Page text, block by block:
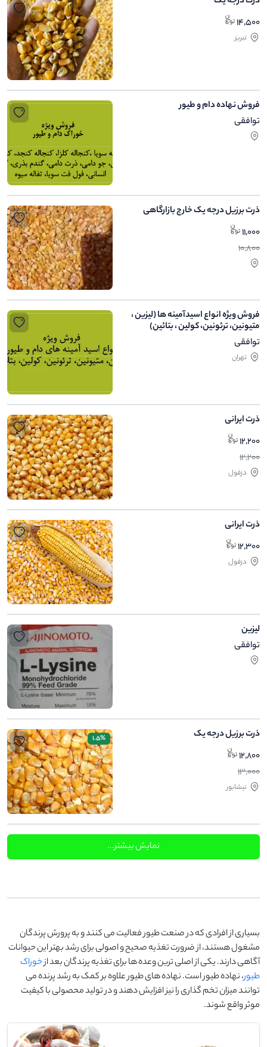
14,500
تبریز
فروش نهاده دام و طیور
توافقی
ذرت برزیل درجه یک خارج بازارگاهی
11,000
10,800
فروش ویژه انواع اسیدآمینه ها (لیزین ،
متیونین، ترئونین، کولین ، بتائین)
توافقی
تهران
ذرت ایرانی
12,200
12,200
دزفول
ذرت ایرانی
12,300
دزفول
لیزین
توافقی
ذرت برزیل درجه یک
12,800
13,000
نیشابور
1.5%
نمایش بیشتر...
بسیاری از افرادی که در صنعت طیور فعالیت می کنند و به پرورش پرندگان
مشغول هستند، از ضرورت تغذیه صحیح و اصولی برای رشد بهتر این حیوانات
آگاهی دارند. یکی از اصلی ترین وعده ها برای تغذیه پرندگان بعد ازخوراک
طیور، نهاده طیور است. نهاده های طیور علاوه بر کمک به رشد پرنده می
توانند میزان تخم گذاری را نیز افزایش دهند و در تولید محصولی با کیفیت
موثر واقع شوند.